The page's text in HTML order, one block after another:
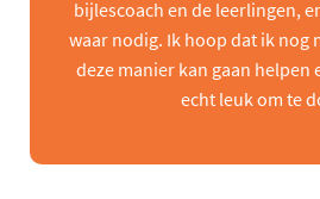
bijlescoach en de leerlingen,
waar nodig. Ik hoop dat ik nog
deze manier kan gaan helpen
echt leuk om te